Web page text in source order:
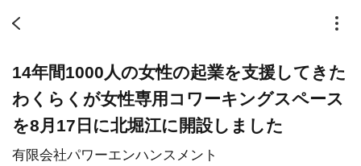
有限会社パワーエンハンスメント
14年間1000人の女性の起業を支援してきた
わくらくが女性専用コワーキングスペース
を8月17日に北堀江に開設しました